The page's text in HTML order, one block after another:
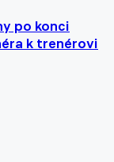
po konci
k trenérovi